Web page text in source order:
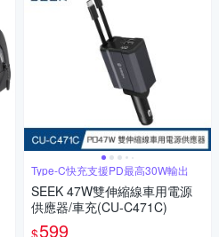
Type-C快充支援PD最高30W輸出
SEEK 47W雙伸縮線車用電源
供應器/車充(CU-C471C)
599